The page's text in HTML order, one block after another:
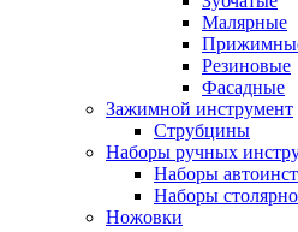
Малярные
Резиновые
Фасадные
Зажимной инструмент
Струбцины
Наборы ручных
Наборы
Наборы
Ножовки